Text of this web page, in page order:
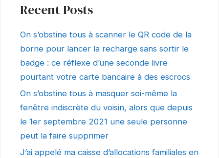
Recent Posts
On s’obstine tous à scanner le QR code de la
borne pour lancer la recharge sans sortir le
badge : ce réflexe d’une seconde livre
pourtant votre carte bancaire à des escrocs
On s’obstine tous à masquer soi-même la
fenêtre indiscrète du voisin, alors que depuis
le 1er septembre 2021 une seule personne
peut la faire supprimer
J’ai appelé ma caisse d’allocations familiales en